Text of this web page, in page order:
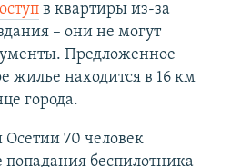
в квартиры из-за
– они не могут
Предложенное
жилье находится в 16 км
города.
70 человек
попадания беспилотника